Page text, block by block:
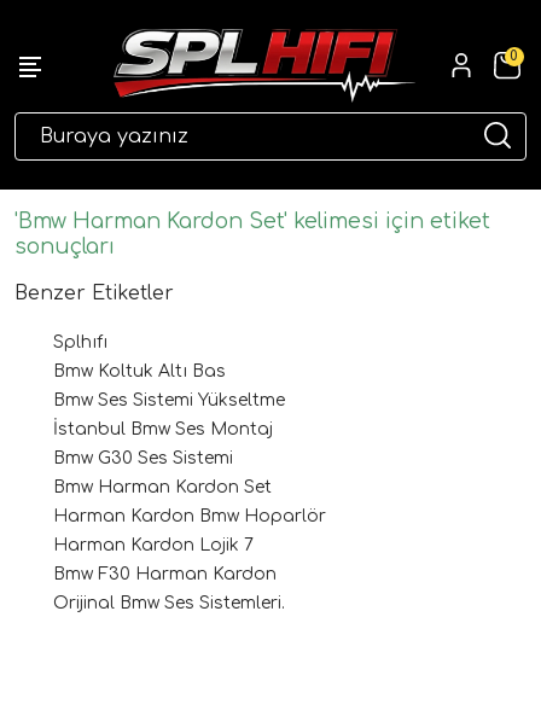
0
'Bmw Harman Kardon Set' kelimesi için etiket
sonuçları
Benzer Etiketler
Splhıfı
Bmw Koltuk Altı Bas
Bmw Ses Sistemi Yükseltme
İstanbul Bmw Ses Montaj
Bmw G30 Ses Sistemi
Bmw Harman Kardon Set
Harman Kardon Bmw Hoparlör
Harman Kardon Lojik 7
Bmw F30 Harman Kardon
Orijinal Bmw Ses Sistemleri.